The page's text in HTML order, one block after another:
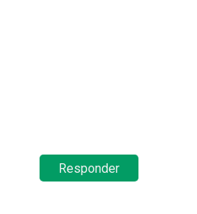
Responder